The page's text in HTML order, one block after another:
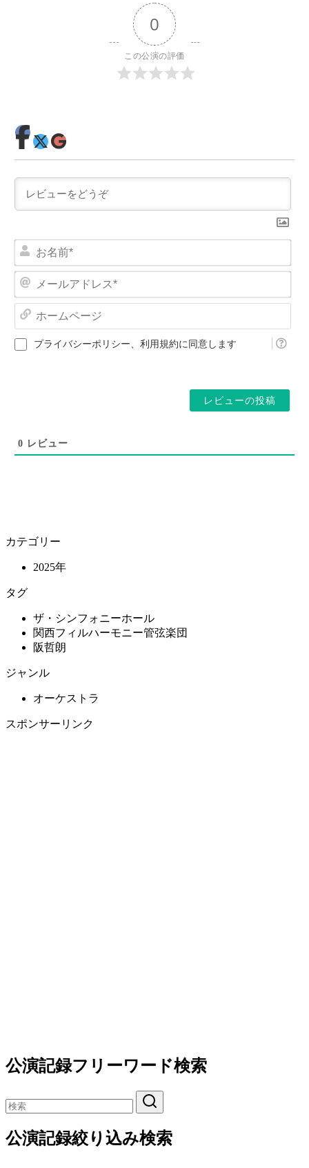
0
この公演の評価
前
ル
プライバシーポリシー 利用規約に同意します
0 レビュー
カテゴリー
2025年
タグ
ザ・シンフォニーホール
関西フィルハーモニー管弦楽団
阪哲朗
ジャンル
オーケストラ
スポンサーリンク
公演記録フリーワード検索
公演記録絞り込み検索